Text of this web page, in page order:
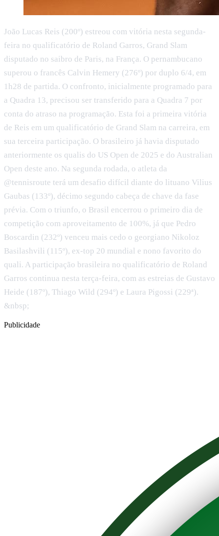
João Lucas Reis (200º) estreou com vitória nesta segunda-
feira no qualificatório de Roland Garros, Grand Slam
disputado no saibro de Paris, na França. O pernambucano
superou o francês Calvin Hemery (276º) por duplo 6/4, em
1h28 de partida. O confronto, inicialmente programado para
a Quadra 13, precisou ser transferido para a Quadra 7 por
conta do atraso na programação. Esta foi a primeira vitória
de Reis em um qualificatório de Grand Slam na carreira, em
sua terceira participação. O brasileiro já havia disputado
anteriormente os qualis do US Open de 2025 e do Australian
Open deste ano. Na segunda rodada, o atleta da
@tennisroute terá um desafio difícil diante do lituano Vilius
Gaubas (133º), décimo segundo cabeça de chave da fase
prévia. Com o triunfo, o Brasil encerrou o primeiro dia de
competição com aproveitamento de 100%, já que Pedro
Boscardin (232º) venceu mais cedo o georgiano Nikoloz
Basilashvili (115º), ex-top 20 mundial e nono favorito do
quali. A participação brasileira no qualificatório de Roland
Garros continua nesta terça-feira, com as estreias de Gustavo
Heide (187º), Thiago Wild (294º) e Laura Pigossi (229ª).
&nbsp;
Publicidade